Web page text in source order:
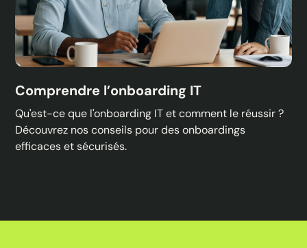
Comprendre l’onboarding IT
Qu'est-ce que l'onboarding IT et comment le réussir ?
Découvrez nos conseils pour des onboardings
efficaces et sécurisés.